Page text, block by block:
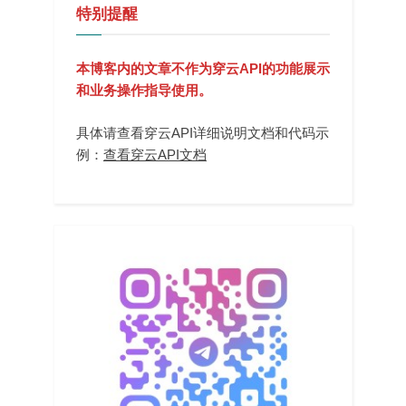
特别提醒
本博客内的文章不作为穿云API的功能展示
和业务操作指导使用。
具体请查看穿云API详细说明文档和代码示
例： 查看穿云API文档